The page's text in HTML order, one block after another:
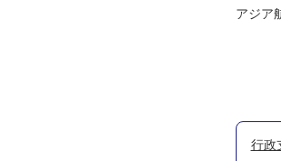
アジア
行政